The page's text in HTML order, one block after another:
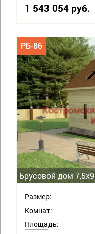
1 543 054 руб.
Брусовой дом 7,5х9
РБ-86
Размер:
Комнат:
Площадь: